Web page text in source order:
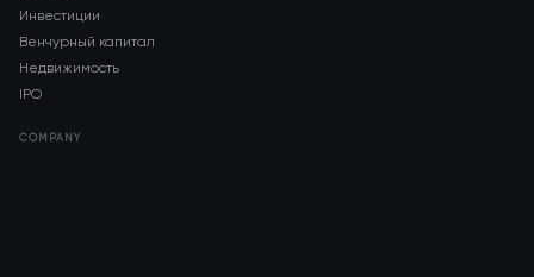
Инвестиции
Венчурный капитал
Недвижимость
IPO
COMPANY